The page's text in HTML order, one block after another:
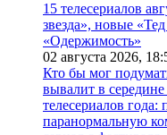
15 телесериалов
звезда», новые
«Одержимость»
02 августа 2026,
Кто бы мог
вывалит в
телесериалов
паранормальную